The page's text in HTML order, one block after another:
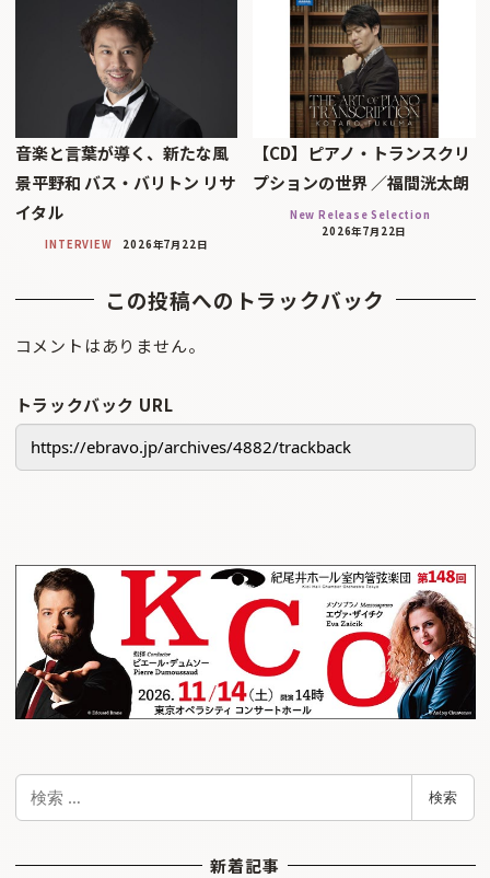
音楽と言葉が導く、新たな風
景平野和 バス・バリトン リサ
イタル
INTERVIEW 2026年7月22日
【CD】ピアノ・トランスクリ
プションの世界 ／福間洸太朗
New Release Selection
2026年7月22日
この投稿へのトラックバック
コメントはありません。
トラックバック URL
検
検索
新着記事